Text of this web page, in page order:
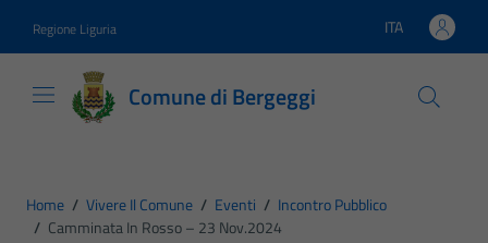
Regione Liguria Lingua attiva:
ITA
Comune di Bergeggi
Home / Vivere Il Comune / Eventi / Incontro Pubblico
/ Camminata In Rosso – 23 Nov.2024